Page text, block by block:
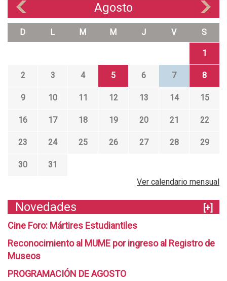
Agosto
D L M M J V S
1
2 3 4 5 6 7 8
9 10 11 12 13 14 15
16 17 18 19 20 21 22
23 24 25 26 27 28 29
30
31
Ver calendario mensual
Novedades
[+]
Cine Foro: Mártires Estudiantiles
Reconocimiento al MUME por ingreso al Registro de
Museos
PROGRAMACIÓN DE AGOSTO